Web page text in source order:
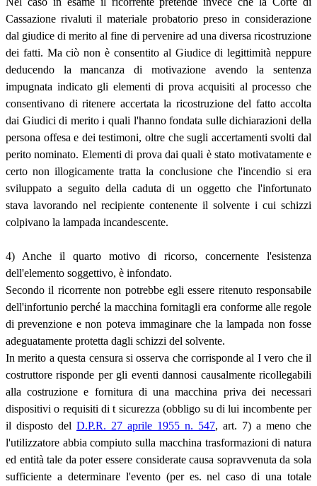
Cassazione rivaluti il materiale probatorio preso in considerazione
dal giudice di merito al fine di pervenire ad una diversa ricostruzione
dei fatti. Ma ciò non è consentito al Giudice di legittimità neppure
deducendo la mancanza di motivazione avendo la sentenza
impugnata indicato gli elementi di prova acquisiti al processo che
consentivano di ritenere accertata la ricostruzione del fatto accolta
dai Giudici di merito i quali l'hanno fondata sulle dichiarazioni della
persona offesa e dei testimoni, oltre che sugli accertamenti svolti dal
perito nominato. Elementi di prova dai quali è stato motivatamente e
certo non illogicamente tratta la conclusione che l'incendio si era
sviluppato a seguito della caduta di un oggetto che l'infortunato
stava lavorando nel recipiente contenente il solvente i cui schizzi
colpivano la lampada incandescente.
4) Anche il quarto motivo di ricorso, concernente l'esistenza
dell'elemento soggettivo, è infondato.
Secondo il ricorrente non potrebbe egli essere ritenuto responsabile
dell'infortunio perché la macchina fornitagli era conforme alle regole
di prevenzione e non poteva immaginare che la lampada non fosse
adeguatamente protetta dagli schizzi del solvente.
In merito a questa censura si osserva che corrisponde al I vero che il
costruttore risponde per gli eventi dannosi causalmente ricollegabili
alla costruzione e fornitura di una macchina priva dei necessari
dispositivi o requisiti di t sicurezza (obbligo su di lui incombente per
il disposto del D.P.R. 27 aprile 1955 n. 547, art. 7) a meno che
l'utilizzatore abbia compiuto sulla macchina trasformazioni di natura
ed entità tale da poter essere considerate causa sopravvenuta da sola
sufficiente a determinare l'evento (per es. nel caso di una totale